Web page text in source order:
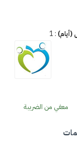
:
1
معفي من الضريبة